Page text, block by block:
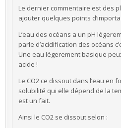
Le dernier commentaire est des
ajouter quelques points
L’eau des océans a un pH
parle d’acidification des océans
Une eau légerement basique
acide !
Le CO2 ce dissout dans l’eau en
solubilité qui elle dépend de la
est un fait.
Ainsi le CO2 se dissout selon :